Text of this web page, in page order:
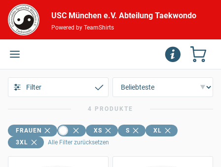
USC München e.V. Abteilung Taekwondo
Powered by TeamShirts
Filter
4 PRODUKTE
FRAUEN XS S
XL
3XL
Alle Filter zurücksetzen